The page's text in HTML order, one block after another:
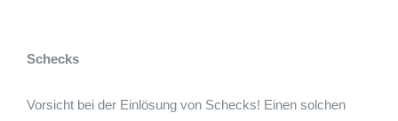
Schecks
Vorsicht bei der Einlösung von Schecks! Einen solchen